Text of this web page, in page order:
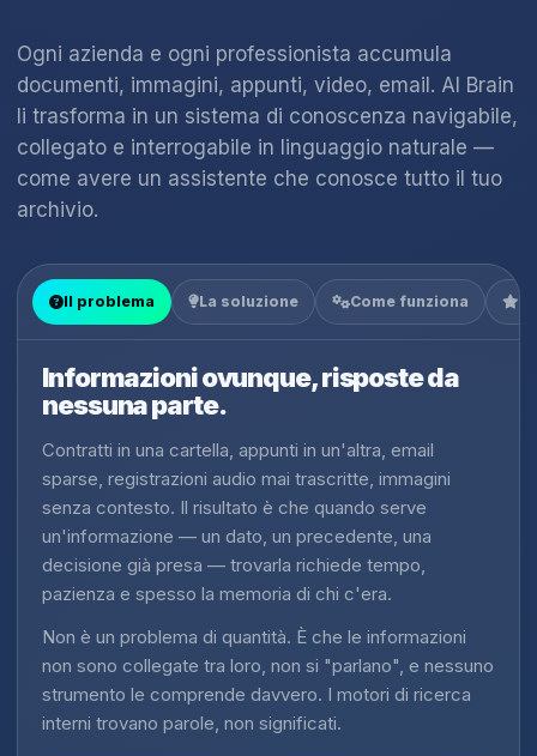
Ogni azienda e ogni professionista accumula
documenti, immagini, appunti, video, email. AI Brain
li trasforma in un sistema di conoscenza navigabile,
collegato e interrogabile in linguaggio naturale —
come avere un assistente che conosce tutto il tuo
archivio.
Il problema La soluzione Come funziona
Informazioni ovunque, risposte da
nessuna parte.
Contratti in una cartella, appunti in un'altra, email
sparse, registrazioni audio mai trascritte, immagini
senza contesto. Il risultato è che quando serve
un'informazione — un dato, un precedente, una
decisione già presa — trovarla richiede tempo,
pazienza e spesso la memoria di chi c'era.
Non è un problema di quantità. È che le informazioni
non sono collegate tra loro, non si "parlano", e nessuno
strumento le comprende davvero. I motori di ricerca
interni trovano parole, non significati.